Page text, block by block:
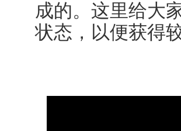
成的。这里给大
状态，以便获得